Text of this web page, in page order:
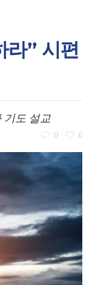
” 시편
기도 설교
0 0